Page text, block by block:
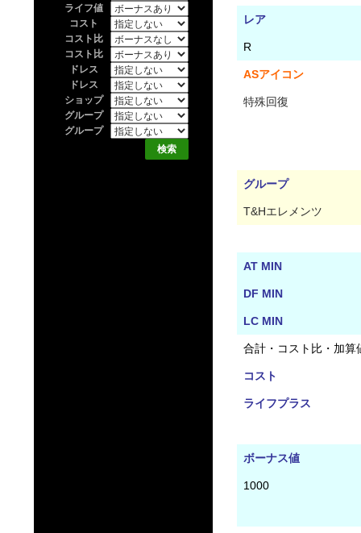
レア
R
ASアイコン
特殊回復
グループ
T&Hエレメンツ
AT MIN
DF MIN
LC MIN
合計・コスト比・加算
コスト
ライフプラス
ボーナス値
1000
ライフ値
コスト
コスト比
コスト比
ドレス
ドレス
ショップ
グループ
グループ